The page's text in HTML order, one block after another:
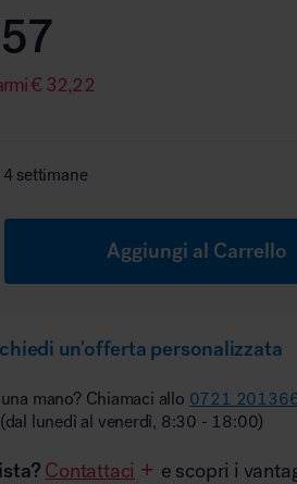
€ 32,22
settimane
Aggiungi al Carrello
un'offerta personalizzata
mano? Chiamaci allo 0721
(dal lunedì al venerdì, 8:30 - 18:00)
Contattaci
e scopri i